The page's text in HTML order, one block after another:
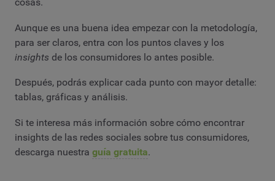
Aunque es una buena idea empezar con la metodología,
para ser claros, entra con los puntos claves y los
insights de los consumidores lo antes posible.
Después, podrás explicar cada punto con mayor detalle:
tablas, gráficas y análisis.
Si te interesa más información sobre cómo encontrar
insights de las redes sociales sobre tus consumidores,
descarga nuestra guía gratuita.